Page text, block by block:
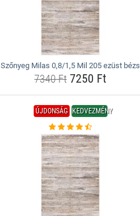
Szőnyeg Milas 0,8/1,5 Mil 205 ezüst bézs
7340 Ft 7250 Ft
ÚJDONSÁG KEDVEZMÉNY